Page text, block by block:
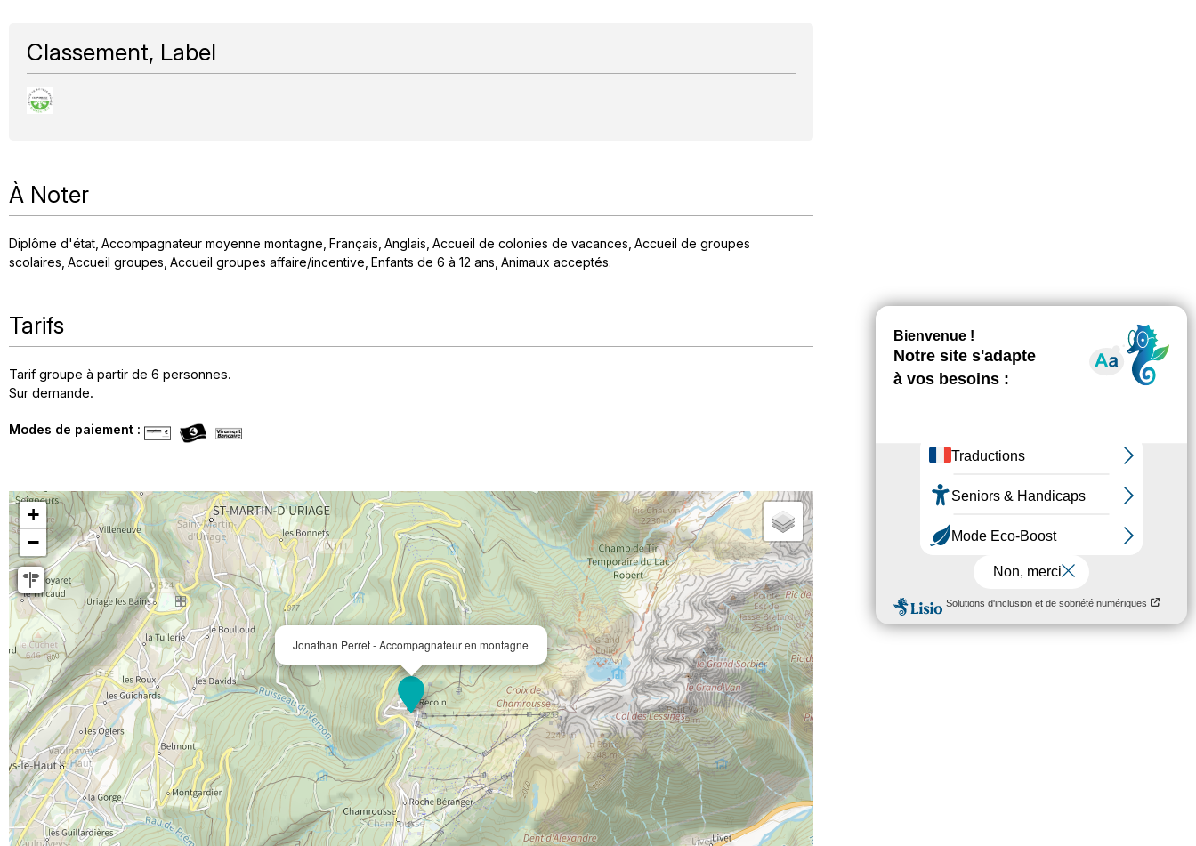
Classement, Label
À Noter
Diplôme d'état Accompagnateur moyenne montagne Français Anglais Accueil de colonies de vacances Accueil de groupes
scolaires Accueil groupes Accueil groupes affaire/incentive Enfants de 6 à 12 ans Animaux acceptés
Tarifs
Tarif groupe à partir de 6 personnes.
Sur demande.
Modes de paiement :
Jonathan Perret - Accompagnateur en montagne
+
−